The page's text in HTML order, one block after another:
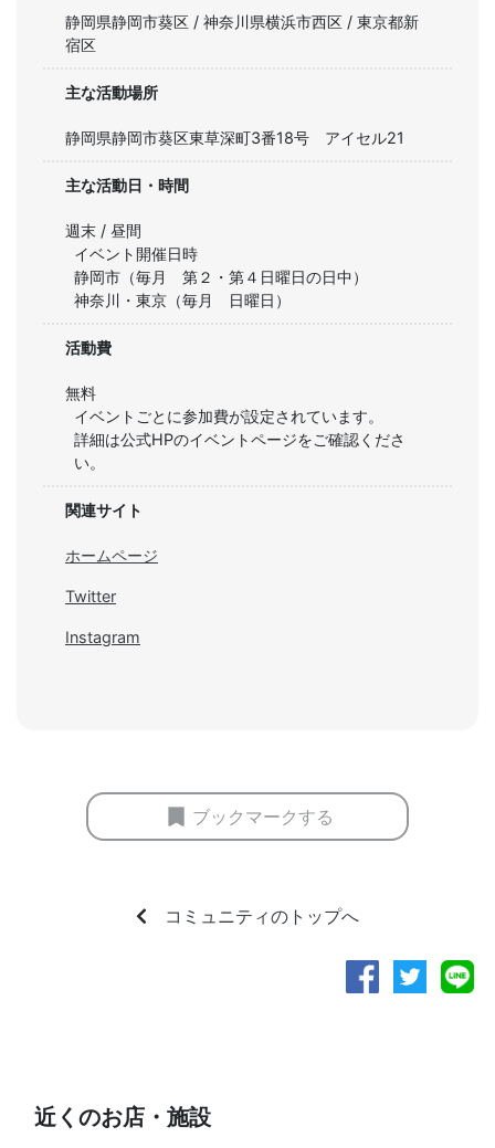
静岡県静岡市葵区 / 神奈川県横浜市西区 / 東京都新
宿区
主な活動場所
静岡県静岡市葵区東草深町3番18号 アイセル21
主な活動日・時間
週末 / 昼間
イベント開催日時
静岡市（毎月　第２・第４日曜日の日中）
神奈川・東京（毎月　日曜日）
活動費
無料
イベントごとに参加費が設定されています。
詳細は公式HPのイベントページをご確認くださ
い。
関連サイト
ホームページ
Twitter
Instagram
ブックマークする
コミュニティのトップへ
近くのお店・施設